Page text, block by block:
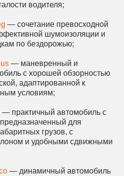
водителя;
— сочетание превосходной
шумоизоляции и
по бездорожью;
— маневренный и
с хорошей обзорностью
адаптированной к
условиям;
практичный автомобиль с
для
грузов, с
и удобными сдвижными
— динамичный автомобиль